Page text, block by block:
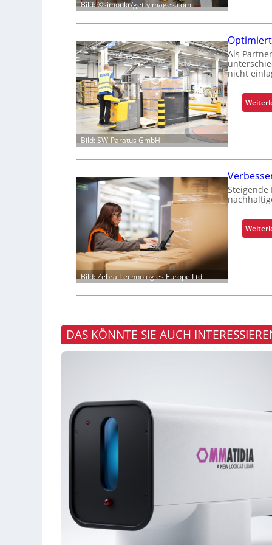
Bild: ©simonkr/gettyimages.com
Bild: SW-Paratus GmbH
Als
nicht
Bild: Zebra Technologies Europe Ltd
DAS KÖNNTE SIE AUCH